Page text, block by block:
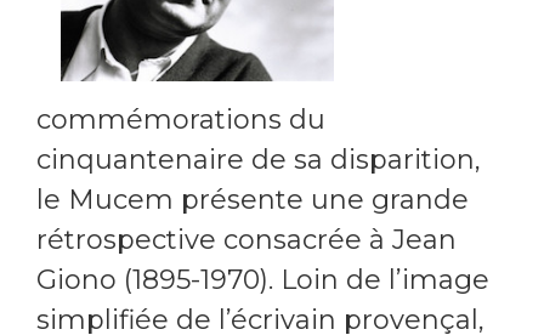
commémorations du
cinquantenaire de sa disparition,
le Mucem présente une grande
rétrospective consacrée à Jean
Giono (1895-1970). Loin de l’image
simplifiée de l’écrivain provençal,